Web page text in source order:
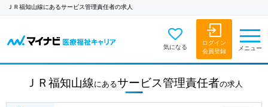
ＪＲ福知山線にあるサービス管理責任者の求人
気になる
ログイン
会員登録
メニュー
ＪＲ福知山線 にあるサービス管理責任者の求人